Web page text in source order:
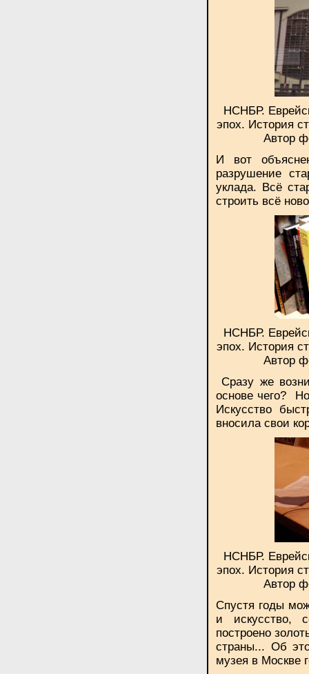
НСНБР.
эпох. История
Автор
И вот
разрушение
уклада. Всё
строить всё
НСНБР.
эпох. История
Автор
Сразу же
основе чего?
Искусство
вносила свои
НСНБР.
эпох. История
Автор
Спустя годы
и искусство,
построено
страны... Об
музея в Москве